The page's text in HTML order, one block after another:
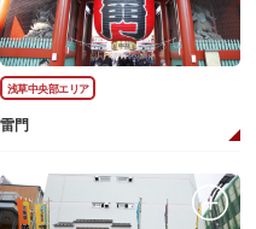
浅草中央部エリア
雷門